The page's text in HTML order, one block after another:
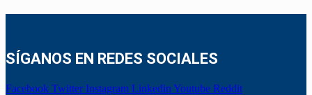
SÍGANOS EN REDES SOCIALES
Facebook Twitter Instagram Linkedin Youtube Reddit